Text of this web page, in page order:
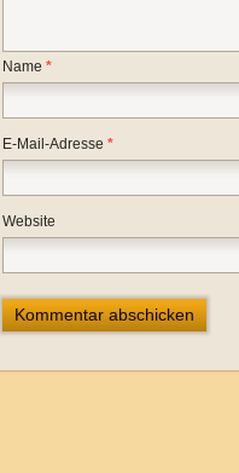
Name *
E-Mail-Adresse *
Website